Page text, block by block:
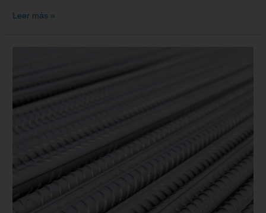
Leer más »